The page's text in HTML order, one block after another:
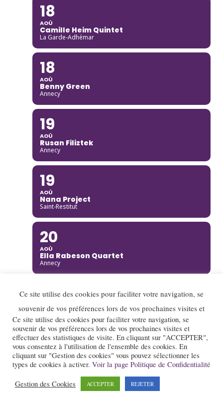
18
AOÛ
Camille Heim Quintet
La Garde-Adhémar
18
AOÛ
Benny Green
Annecy
19
AOÛ
Rusan Filiztek
Annecy
19
AOÛ
Nana Project
Saint-Restitut
20
AOÛ
Ella Rabeson Quartet
Annecy
20
AOÛ
Ariane Racicot Trio
Donzère
20
AOÛ
Carmen Bradford Quartet
Ce site utilise des cookies pour faciliter votre navigation, se
souvenir de vos préférences lors de vos prochaines visites et
Ce site utilise des cookies pour faciliter votre navigation, se
souvenir de vos préférences lors de vos prochaines visites et
effectuer des statistiques de visite. En cliquant sur "ACCEPTER",
vous consentez à l'utilisation de l'ensemble des cookies. En
cliquant sur "Gestion des cookies" vous pouvez sélectionner les
types de cookies à activer. Voir la page Politique de Confidentialité
Gestion des Cookies ACCEPTER REJETER